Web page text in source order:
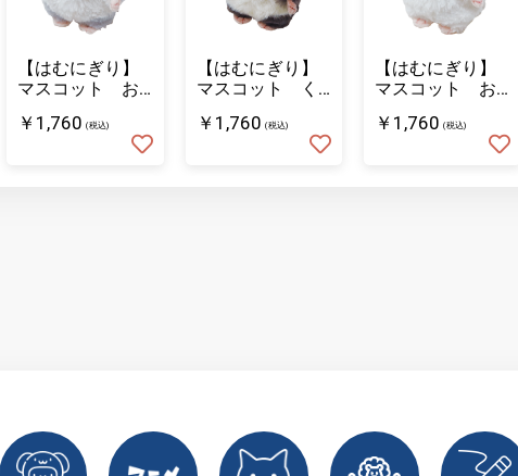
【はむにぎり】
マスコット お
￥1,760 (税込)
【はむにぎり】
マスコット く
￥1,760 (税込)
【はむにぎり】
マスコット お
￥1,760 (税込)